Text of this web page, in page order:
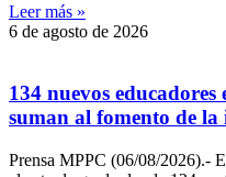
Leer más »
6 de agosto de 2026
134 nuevos
suman al fomento de
Prensa MPPC (06/08/2026).-